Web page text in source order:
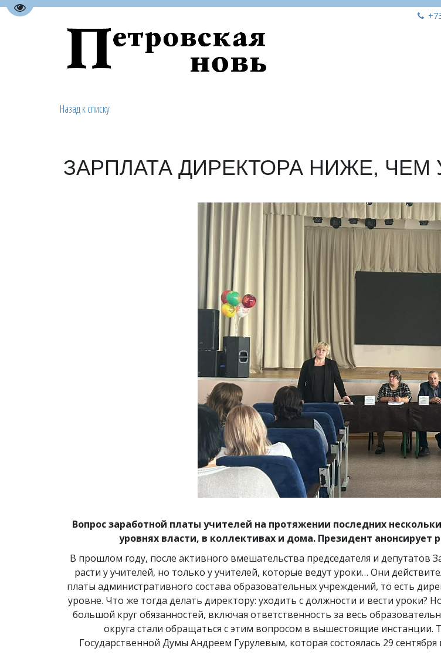
Перейти на версию для слабовидящих
Назад к списку
ЗАРПЛАТА ДИРЕКТОРА НИЖЕ, ЧЕМ
Вопрос заработной платы учителей на протяжении последних
уровнях власти, в коллективах и дома. Президент анонсирует
В прошлом году, после активного вмешательства председателя и депутатов
расти у учителей, но только у учителей, которые ведут уроки… Они
платы административного состава образовательных учреждений, то есть
уровне. Что же тогда делать директору: уходить с должности и вести уроки?
большой круг обязанностей, включая ответственность за весь
округа стали обращаться с этим вопросом в вышестоящие инстанции.
Государственной Думы Андреем Гурулевым, которая состоялась 29